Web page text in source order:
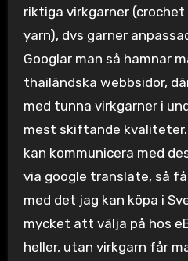
riktiga virkgarner
yarn), dvs garner
Googlar man så hamnar
thailändska webbsidor,
med tunna virkgarner i
mest skiftande kvaliteter.
kan kommunicera med
via google translate, så
med det jag kan köpa i
mycket att välja på hos
heller, utan virkgarn får